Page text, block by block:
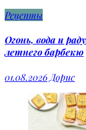
Рецепты
Огонь, вода и
летнего барбекю
01.08.2026 Дорис